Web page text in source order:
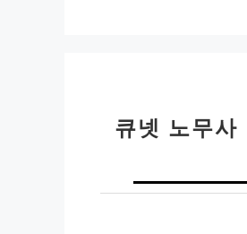
큐넷 노무